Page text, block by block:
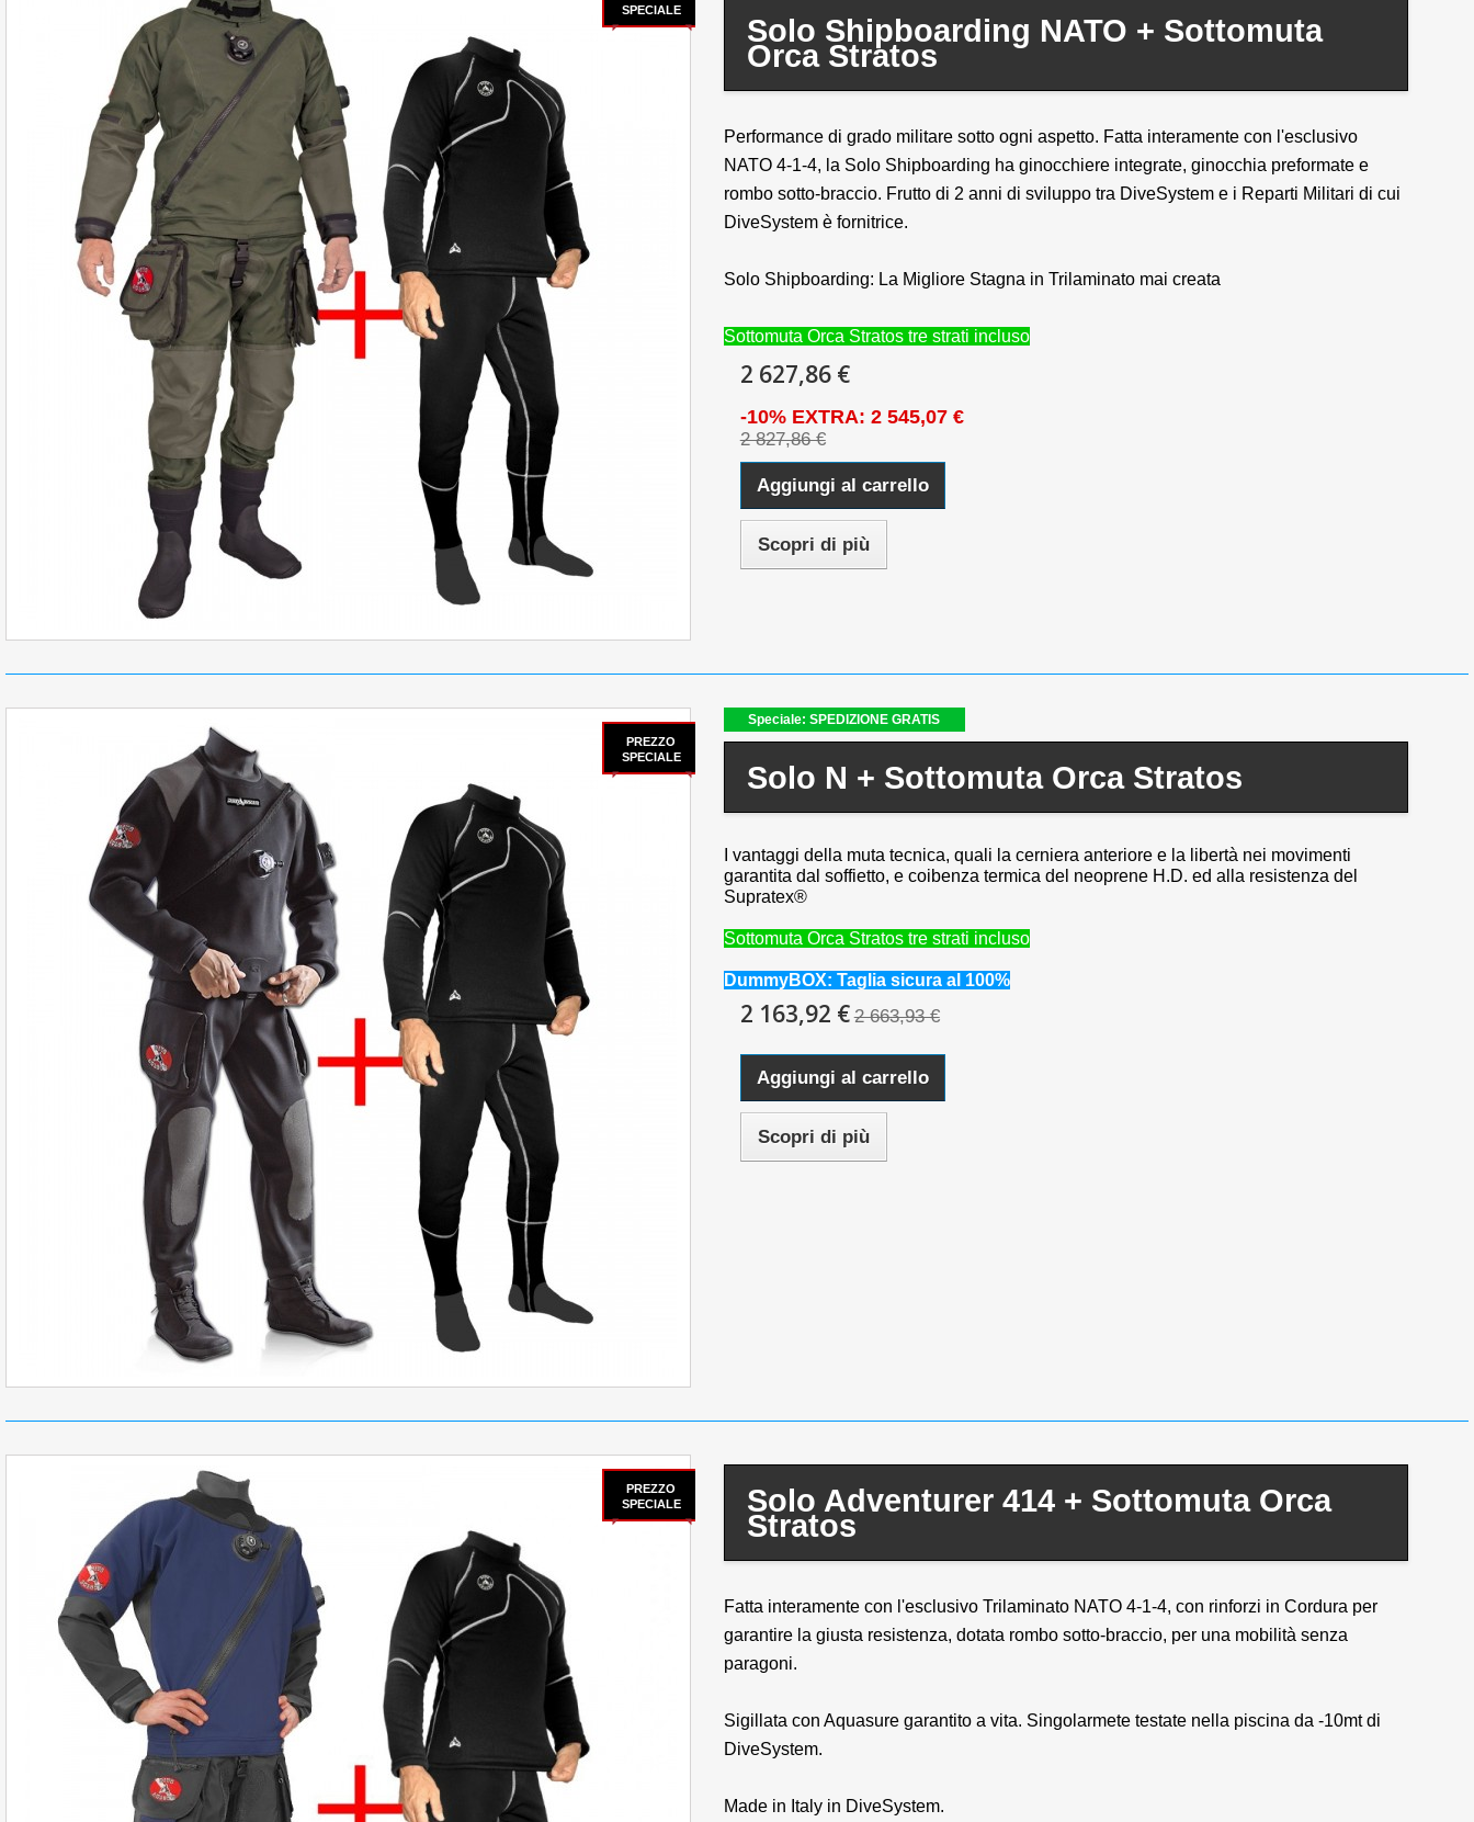
SPECIALE
Solo Shipboarding NATO + Sottomuta
Orca Stratos
Performance di grado militare sotto ogni aspetto. Fatta interamente con l'esclusivo
NATO 4-1-4, la Solo Shipboarding ha ginocchiere integrate, ginocchia preformate e
rombo sotto-braccio. Frutto di 2 anni di sviluppo tra DiveSystem e i Reparti Militari di cui
DiveSystem è fornitrice.
Solo Shipboarding: La Migliore Stagna in Trilaminato mai creata
Sottomuta Orca Stratos tre strati incluso
2 627,86 €
-10% EXTRA: 2 545,07 €
2 827,86 €
Aggiungi al carrello
Scopri di più
PREZZO
SPECIALE
Speciale: SPEDIZIONE GRATIS
Solo N + Sottomuta Orca Stratos
I vantaggi della muta tecnica, quali la cerniera anteriore e la libertà nei movimenti
garantita dal soffietto, e coibenza termica del neoprene H.D. ed alla resistenza del
Supratex®
Sottomuta Orca Stratos tre strati incluso
DummyBOX: Taglia sicura al 100%
2 163,92 € 2 663,93 €
Aggiungi al carrello
Scopri di più
PREZZO
SPECIALE
Solo Adventurer 414 + Sottomuta Orca
Stratos
Fatta interamente con l'esclusivo Trilaminato NATO 4-1-4, con rinforzi in Cordura per
garantire la giusta resistenza, dotata rombo sotto-braccio, per una mobilità senza
paragoni.
Sigillata con Aquasure garantito a vita. Singolarmete testate nella piscina da -10mt di
DiveSystem.
Made in Italy in DiveSystem.